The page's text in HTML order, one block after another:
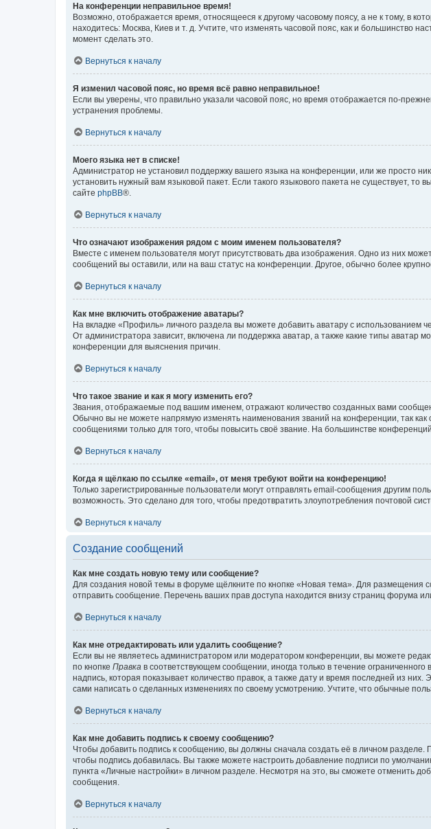
На конференции неправильное время!
Возможно, отображается время, относящееся к другому часовому поясу, а не к тому, в
находитесь: Москва, Киев и т. д. Учтите, что изменять часовой пояс, как и большинство
момент сделать это.
Вернуться к началу
Я изменил часовой пояс, но время всё равно неправильное!
Если вы уверены, что правильно указали часовой пояс, но время отображается по-
устранения проблемы.
Вернуться к началу
Моего языка нет в списке!
Администратор не установил поддержку вашего языка на конференции, или же просто
установить нужный вам языковой пакет. Если такого языкового пакета не существует,
сайте phpBB®.
Вернуться к началу
Что означают изображения рядом с моим именем пользователя?
Вместе с именем пользователя могут присутствовать два изображения. Одно из них
сообщений вы оставили, или на ваш статус на конференции. Другое, обычно более
Вернуться к началу
Как мне включить отображение аватары?
На вкладке «Профиль» личного раздела вы можете добавить аватару с использованием
От администратора зависит, включена ли поддержка аватар, а также какие типы аватар
конференции для выяснения причин.
Вернуться к началу
Что такое звание и как я могу изменить его?
Звания, отображаемые под вашим именем, отражают количество созданных вами
Обычно вы не можете напрямую изменять наименования званий на конференции, так
сообщениями только для того, чтобы повысить своё звание. На большинстве
Вернуться к началу
Когда я щёлкаю по ссылке «email», от меня требуют войти на конференцию!
Только зарегистрированные пользователи могут отправлять email-сообщения другим
возможность. Это сделано для того, чтобы предотвратить злоупотребления почтовой
Вернуться к началу
Создание сообщений
Как мне создать новую тему или сообщение?
Для создания новой темы в форуме щёлкните по кнопке «Новая тема». Для размещения
отправить сообщение. Перечень ваших прав доступа находится внизу страниц
Вернуться к началу
Как мне отредактировать или удалить сообщение?
Если вы не являетесь администратором или модератором конференции, вы можете
по кнопке Правка в соответствующем сообщении, иногда только в течение
надпись, которая показывает количество правок, а также дату и время последней из
сами написать о сделанных изменениях по своему усмотрению. Учтите, что обычные
Вернуться к началу
Как мне добавить подпись к своему сообщению?
Чтобы добавить подпись к сообщению, вы должны сначала создать её в личном разделе.
чтобы подпись добавилась. Вы также можете настроить добавление подписи по
пункта «Личные настройки» в личном разделе. Несмотря на это, вы сможете отменить
сообщения.
Вернуться к началу